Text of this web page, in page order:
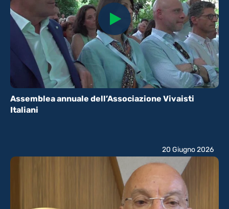
Assemblea annuale dell’Associazione Vivaisti
Italiani
20 Giugno 2026